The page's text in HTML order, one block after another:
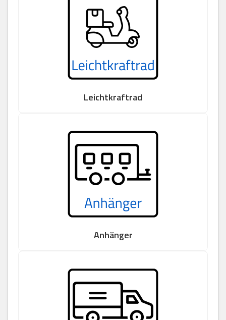
Leichtkraftrad
Anhänger